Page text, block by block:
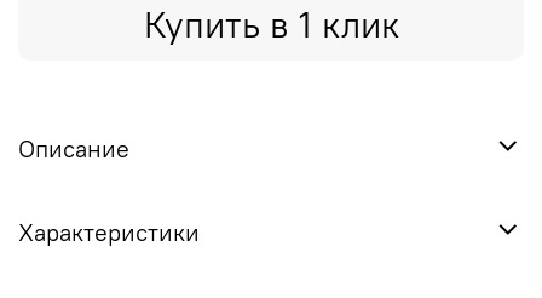
Купить в 1 клик
Описание
Характеристики